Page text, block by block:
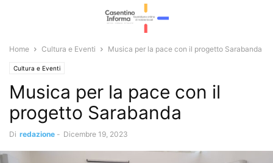
Home Cultura e Eventi Musica per la pace con il progetto Sarabanda
Cultura e Eventi
Musica per la pace con il
progetto Sarabanda
Di redazione - Dicembre 19, 2023